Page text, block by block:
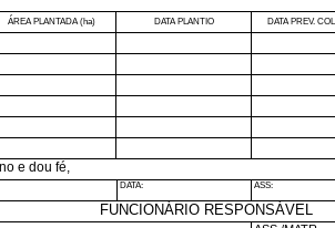
ÁREA PLANTADA (ha) DATA PLANTIO DATA PREV.
e dou fé,
DATA: ASS:
FUNCIONÁRIO RESPONSÁVEL